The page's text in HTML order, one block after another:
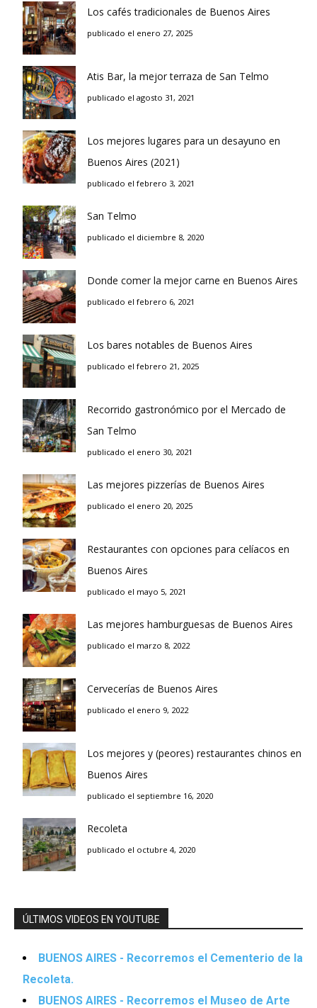
Los cafés tradicionales de Buenos Aires
publicado el enero 27, 2025
Atis Bar, la mejor terraza de San Telmo
publicado el agosto 31, 2021
Los mejores lugares para un desayuno en
Buenos Aires (2021)
publicado el febrero 3, 2021
San Telmo
publicado el diciembre 8, 2020
Donde comer la mejor carne en Buenos Aires
publicado el febrero 6, 2021
Los bares notables de Buenos Aires
publicado el febrero 21, 2025
Recorrido gastronómico por el Mercado de
San Telmo
publicado el enero 30, 2021
Las mejores pizzerías de Buenos Aires
publicado el enero 20, 2025
Restaurantes con opciones para celíacos en
Buenos Aires
publicado el mayo 5, 2021
Las mejores hamburguesas de Buenos Aires
publicado el marzo 8, 2022
Cervecerías de Buenos Aires
publicado el enero 9, 2022
Los mejores y (peores) restaurantes chinos en
Buenos Aires
publicado el septiembre 16, 2020
Recoleta
publicado el octubre 4, 2020
ÚLTIMOS VIDEOS EN YOUTUBE
BUENOS AIRES - Recorremos el Cementerio de la
Recoleta.
BUENOS AIRES - Recorremos el Museo de Arte